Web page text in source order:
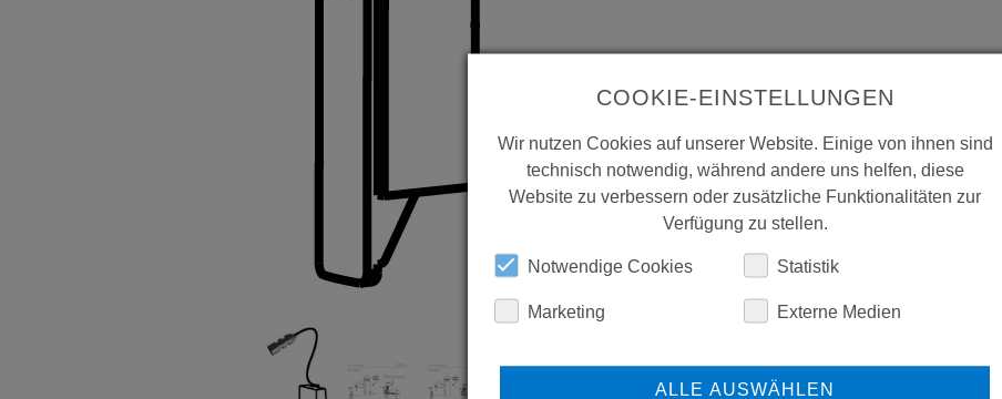
COOKIE-EINSTELLUNGEN
Wir nutzen Cookies auf unserer Website. Einige von ihnen sind
technisch notwendig, während andere uns helfen, diese
Website zu verbessern oder zusätzliche Funktionalitäten zur
Verfügung zu stellen.
Notwendige Cookies Statistik
Marketing Externe Medien
ALLE AUSWÄHLEN